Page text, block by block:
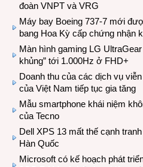
đoàn VNPT và VRG
Máy bay Boeing 737-7 mới
bang Hoa Kỳ cấp chứng nhận
Màn hình gaming LG
khủng” tới 1.000Hz ở FHD+
Doanh thu của các dịch vụ
của Việt Nam tiếp tục gia tăng
Mẫu smartphone khái niệm
của Tecno
Dell XPS 13 mất thế cạnh
Hàn Quốc
Microsoft có kế hoạch phát